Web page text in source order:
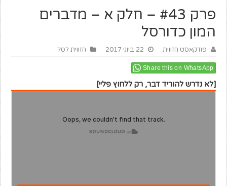
פרק #43 – חלק א – מדברים
המון כדורסל
פודקאסט הזווית 22 ביוני 2017 הזווית לסל
Share this on WhatsApp
[לא נדרש להוריד דבר, רק ללחוץ פליי]